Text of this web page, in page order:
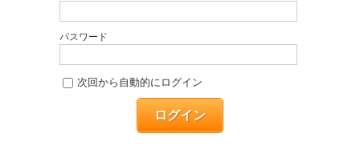
パスワード
次回から自動的にログイン
ログイン